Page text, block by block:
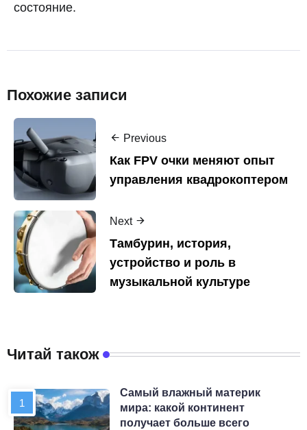
состояние.
Похожие записи
Previous
Как FPV очки меняют опыт
управления квадрокоптером
Next
Тамбурин, история,
устройство и роль в
музыкальной культуре
Читай також
Самый влажный материк
мира: какой континент
получает больше всего